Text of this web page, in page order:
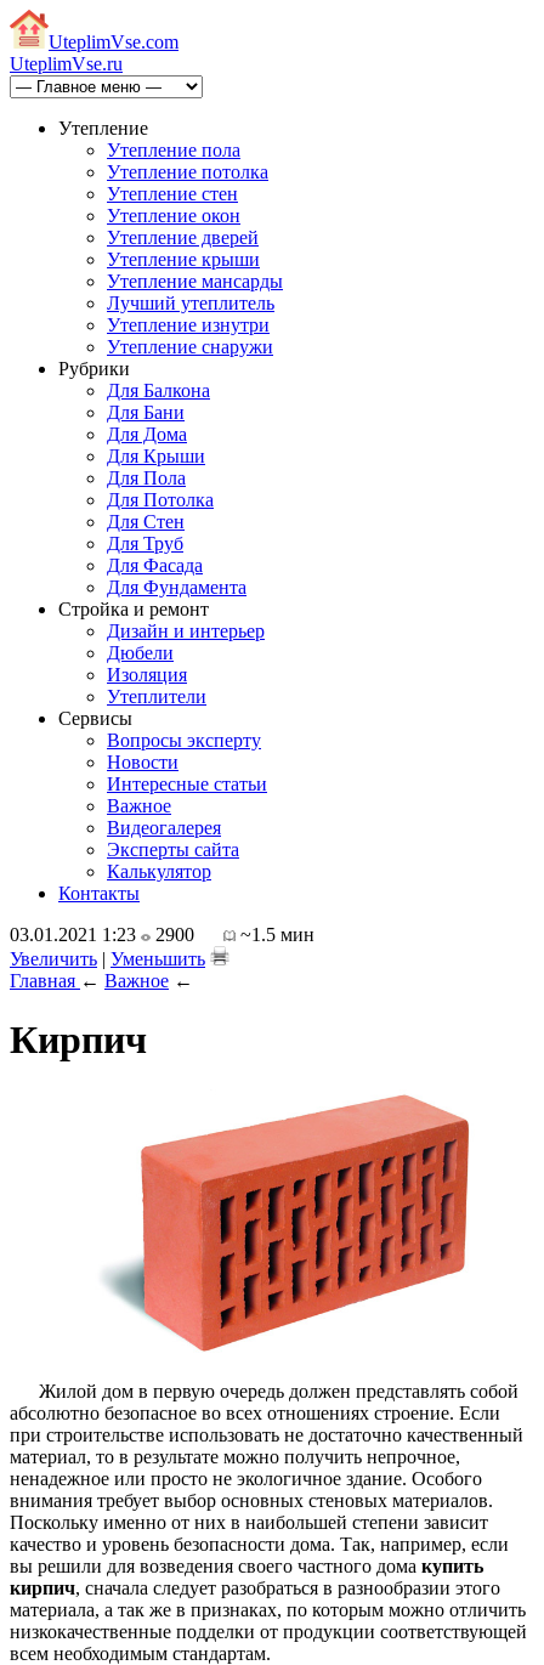
UteplimVse.com
UteplimVse.ru
Утепление
Утепление пола
Утепление потолка
Утепление стен
Утепление окон
Утепление дверей
Утепление крыши
Утепление мансарды
Лучший утеплитель
Утепление изнутри
Утепление снаружи
Рубрики
Для Балкона
Для Бани
Для Дома
Для Крыши
Для Пола
Для Потолка
Для Стен
Для Труб
Для Фасада
Для Фундамента
Стройка и ремонт
Дизайн и интерьер
Дюбели
Изоляция
Утеплители
Сервисы
Вопросы эксперту
Новости
Интересные статьи
Важное
Видеогалерея
Эксперты сайта
Калькулятор
Контакты
03.01.2021 1:23
2900
~1.5 мин
Увеличить | Уменьшить
Главная ← Важное ←
Кирпич
Жилой дом в первую очередь должен представлять собой
абсолютно безопасное во всех отношениях строение. Если
при строительстве использовать не достаточно качественный
материал, то в результате можно получить непрочное,
ненадежное или просто не экологичное здание. Особого
внимания требует выбор основных стеновых материалов.
Поскольку именно от них в наибольшей степени зависит
качество и уровень безопасности дома. Так, например, если
вы решили для возведения своего частного дома купить
кирпич, сначала следует разобраться в разнообразии этого
материала, а так же в признаках, по которым можно отличить
низкокачественные подделки от продукции соответствующей
всем необходимым стандартам.